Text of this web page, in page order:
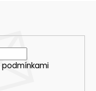
podmínkami